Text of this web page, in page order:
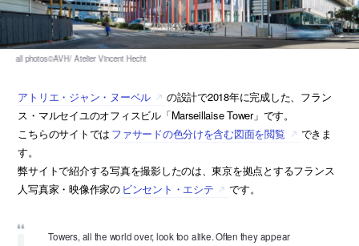
アトリエ・ジャン・ヌーベル
の設計で2018年に完成した、フラン
ス・マルセイユのオフィスビル「Marseillaise Tower」です。
こちらのサイトでは ファサードの色分けを含む図面を閲覧
できま
す。
弊サイトで紹介する写真を撮影したのは、東京を拠点とするフランス
人写真家・映像作家の ビンセント・エシテ です。
Towers, all the world over, look too alike. Often they appear